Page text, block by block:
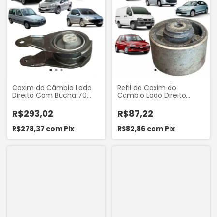
Coxim do Câmbio Lado
Direito Com Bucha 70
308 405 406 408 Partner
Citroen Berlingo Xantia
Xsara Picasso ZX C4 2007
a 2012 Shockbras
ACX04017
R$293,02
R$278,37 com Pix
Refil do Coxim do
Câmbio Lado Direito
Ducato 1997 a 2017
Peugeot 106 205 405 206
207 306 307 406 Hoggar
Partner Citroen Berlingo
Xantia Xsara Picasso ZX
R$87,22
R$82,86 com Pix